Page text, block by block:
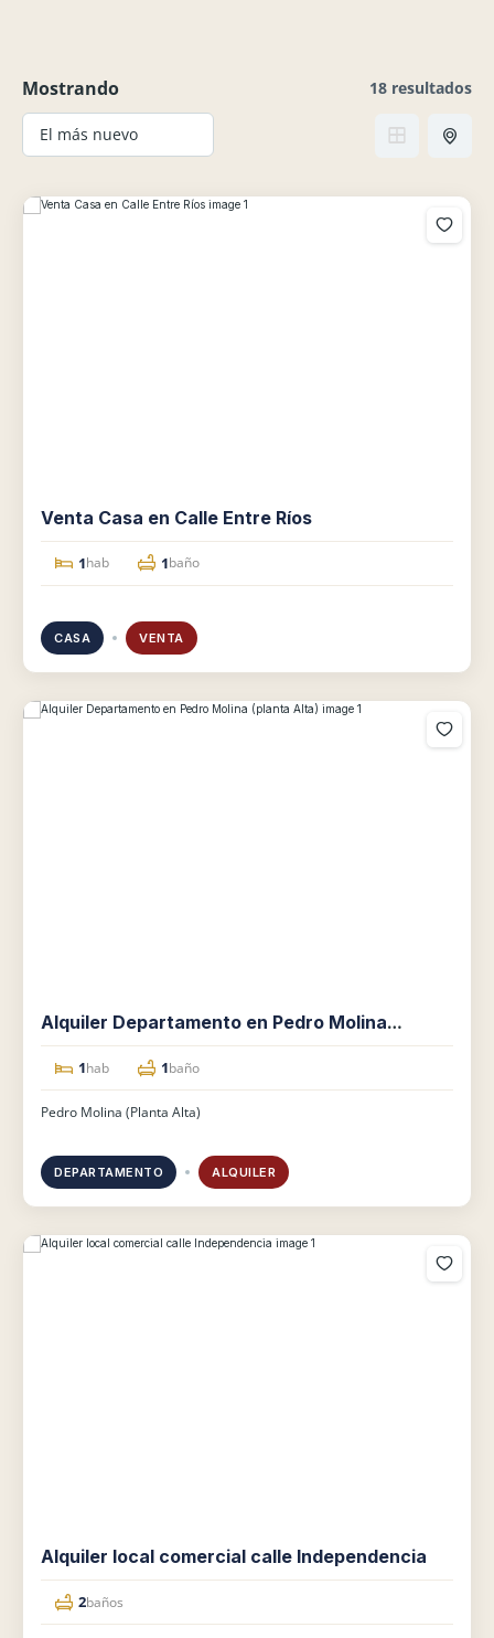
Mostrando 18 resultados
Venta Casa en Calle Entre Ríos
1hab 1baño
CASA VENTA
Alquiler Departamento en Pedro Molina
(planta Alta)
1hab 1baño
Pedro Molina (Planta Alta)
DEPARTAMENTO ALQUILER
Alquiler local comercial calle Independencia
2baños